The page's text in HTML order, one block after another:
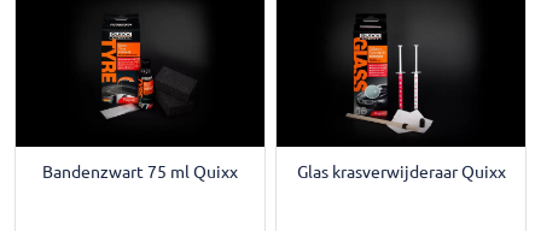
Bandenzwart 75 ml Quixx Glas krasverwijderaar Quixx